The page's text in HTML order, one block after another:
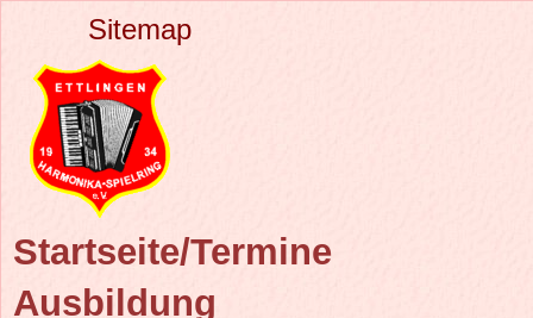
Sitemap
Startseite/Termine
Ausbildung